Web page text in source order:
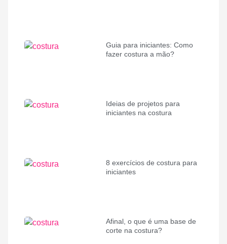
Guia para iniciantes: Como
fazer costura a mão?
Ideias de projetos para
iniciantes na costura
8 exercícios de costura para
iniciantes
Afinal, o que é uma base de
corte na costura?